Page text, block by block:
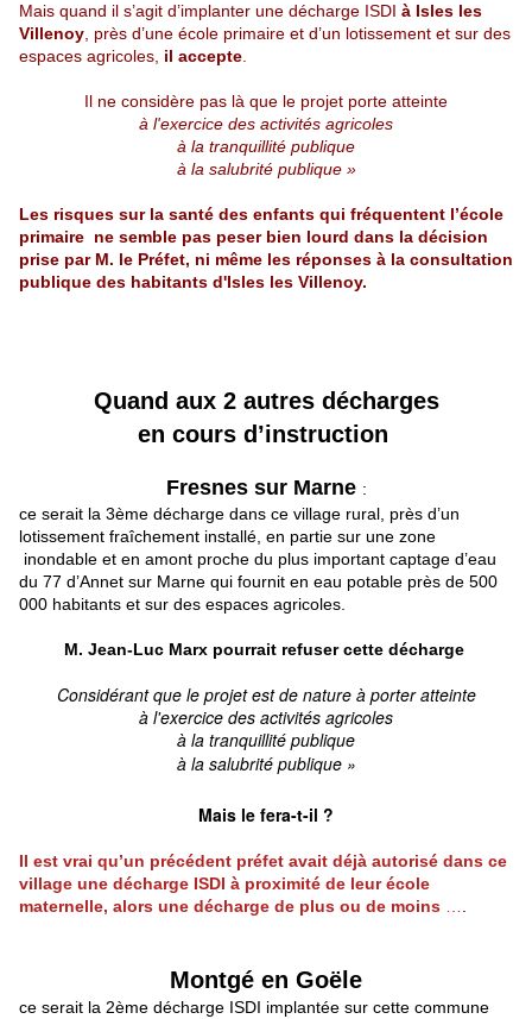
Mais quand il s’agit d’implanter une décharge ISDI à Isles les
Villenoy , près d’une école primaire et d’un lotissement et sur des
espaces agricoles, il accepte
Il ne considère pas là que le projet porte atteinte
à l'exercice des activités agricoles
à la tranquillité publique
à la salubrité publique »
Les risques sur la santé des enfants qui fréquentent l’école
primaire ne semble pas peser bien lourd dans la décision
prise par M. le Préfet, ni même les réponses à la consultation
publique des habitants d'Isles les Villenoy.
Quand aux 2 autres décharges
en cours d’instruction
Fresnes sur Marne :
ce serait la 3ème décharge dans ce village rural, près d’un
lotissement fraîchement installé, en partie sur une zone
inondable et en amont proche du plus important captage d’eau
du 77 d’Annet sur Marne qui fournit en eau potable près de 500
000 habitants et sur des espaces agricoles.
M. Jean-Luc Marx pourrait refuser cette décharge
Considérant que le projet est de nature à porter atteinte
à l'exercice des activités agricoles
à la tranquillité publique
à la salubrité publique »
Mais le fera-t-il ?
Il est vrai qu’un précédent préfet avait déjà autorisé dans ce
village une décharge ISDI à proximité de leur école
maternelle, alors une décharge de plus ou de moins
Montgé en Goële
ce serait la 2ème décharge ISDI implantée sur cette commune